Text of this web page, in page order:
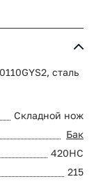
сталь
Складной нож
Бак
420HC
215